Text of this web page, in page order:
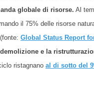
globale di risorse. Al
il 75% delle risorse
Global Status Report
e la
ristagnano al di sotto del